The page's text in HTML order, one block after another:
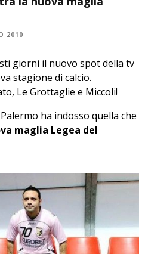
2010
giorni il nuovo spot della tv
stagione di calcio.
Le Grottaglie e Miccoli!
ha indosso quella che
maglia Legea del